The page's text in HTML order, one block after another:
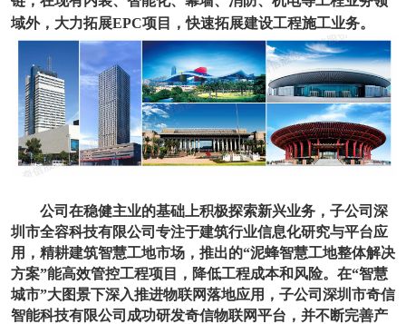
域外，大力拓展EPC项目，快速拓展建设工程施工业务。
公司在稳健主业的基础上积极探索新兴业务，子公司深
圳市全容科技有限公司专注于建筑行业信息化研究与平台应
用，精耕建筑智慧工地市场，推出的“泥蜂智慧工地整体解决
方案”能高效管控工程项目，降低工程成本和风险。在“智慧
城市”大图景下深入推进物联网落地应用，子公司深圳市奇信
智能科技有限公司成功研发奇信物联网平台，并不断完善产